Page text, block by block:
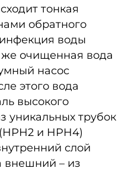
тонкая
обратного
воды
очищенная вода
насос
этого вода
высокого
уникальных трубок
и HPH4)
слой
внешний – из